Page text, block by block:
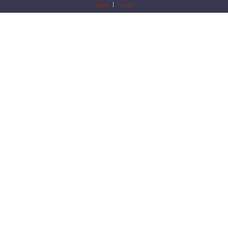
Jobs
Sites